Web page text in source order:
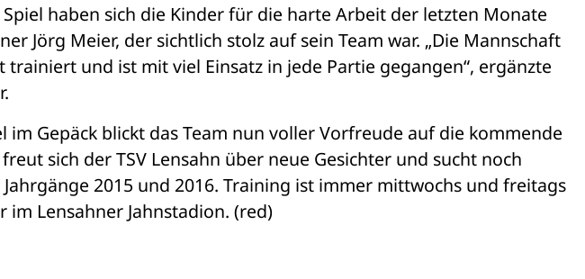
haben sich die Kinder für die harte Arbeit der letzten Monate
Jörg Meier, der sichtlich stolz auf sein Team war. „Die Mannschaft
und ist mit viel Einsatz in jede Partie gegangen“, ergänzte
Gepäck blickt das Team nun voller Vorfreude auf die kommende
sich der TSV Lensahn über neue Gesichter und sucht noch
2015 und 2016. Training ist immer mittwochs und freitags
im Lensahner Jahnstadion. (red)